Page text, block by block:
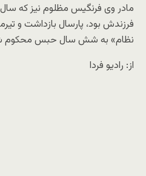
مادر وی فرنگیس مظلوم نیز که
فرزندش بود، پارسال بازداشت و
نظام» به شش سال حبس محکوم
از: رادیو فردا